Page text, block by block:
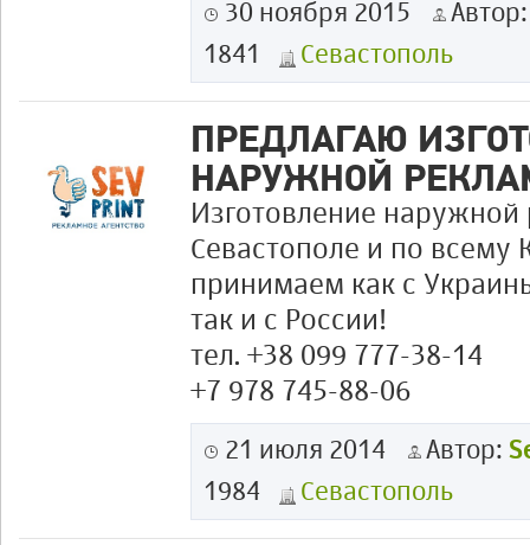
30 ноября 2015
1841
Севастополь
ПРЕДЛАГАЮ
НАРУЖНОЙ
Изготовление
Севастополе и по всему
принимаем как с
так и с России!
тел. +38 099 777-38-14
+7 978 745-88-06
21 июля 2014 Автор:
1984
Севастополь